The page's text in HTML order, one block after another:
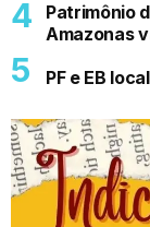
Patrimônio
Amazonas
PF e EB